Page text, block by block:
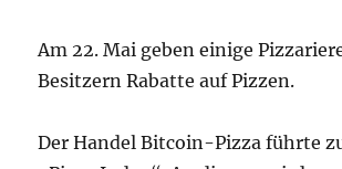
Am 22. Mai geben einige
Besitzern Rabatte auf Pizzen.
Der Handel Bitcoin-Pizza führte